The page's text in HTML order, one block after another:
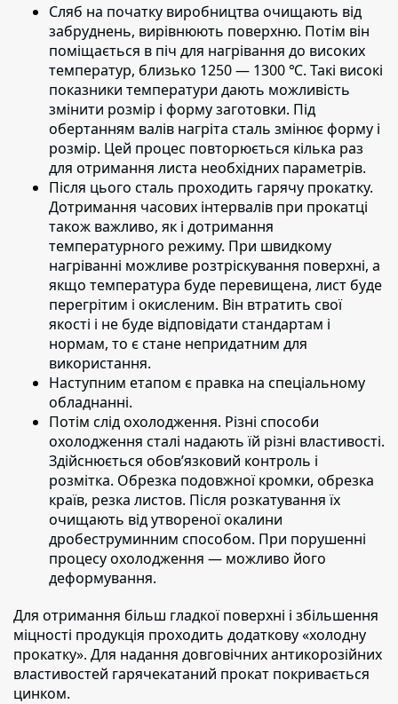
Сляб на початку виробництва очищають від
забруднень, вирівнюють поверхню. Потім він
поміщається в піч для нагрівання до високих
температур, близько 1250 — 1300 ℃. Такі високі
показники температури дають можливість
змінити розмір і форму заготовки. Під
обертанням валів нагріта сталь змінює форму і
розмір. Цей процес повторюється кілька раз
для отримання листа необхідних параметрів.
Після цього сталь проходить гарячу прокатку.
Дотримання часових інтервалів при прокатці
також важливо, як і дотримання
температурного режиму. При швидкому
нагріванні можливе розтріскування поверхні, а
якщо температура буде перевищена, лист буде
перегрітим і окисленим. Він втратить свої
якості і не буде відповідати стандартам і
нормам, то є стане непридатним для
використання.
Наступним етапом є правка на спеціальному
обладнанні.
Потім слід охолодження. Різні способи
охолодження сталі надають їй різні властивості.
Здійснюється обов’язковий контроль і
розмітка. Обрезка подовжної кромки, обрезка
країв, резка листов. Після розкатування їх
очищають від утвореної окалини
дробеструминним способом. При порушенні
процесу охолодження — можливо його
деформування.
Для отримання більш гладкої поверхні і збільшення
міцності продукція проходить додаткову «холодну
прокатку». Для надання довговічних антикорозійних
властивостей гарячекатаний прокат покривається
цинком.